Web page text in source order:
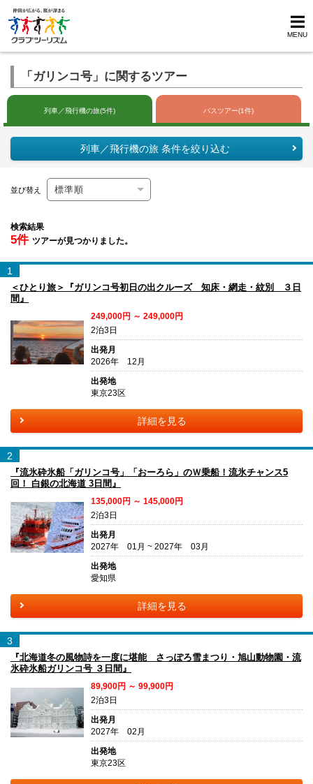
MENU
「ガリンコ号」に関するツアー
列車／飛行機の旅(5件) バスツアー(1件)
列車／飛行機の旅 条件を絞り込む
並び替え
検索結果
5件 ツアーが見つかりました。
1
＜ひとり旅＞『ガリンコ号初日の出クルーズ 知床・網走・紋別 ３日
間』
249,000円 ～ 249,000円
2泊3日
出発月
2026年 12月
出発地
東京23区
詳細を見る
2
『流氷砕氷船「ガリンコ号」「おーろら」のＷ乗船！流氷チャンス5
回！ 白銀の北海道 3日間』
135,000円 ～ 145,000円
2泊3日
出発月
2027年 01月 ~ 2027年 03月
出発地
愛知県
詳細を見る
3
『北海道冬の風物詩を一度に堪能 さっぽろ雪まつり・旭山動物園・流
氷砕氷船ガリンコ号 ３日間』
89,900円 ～ 99,900円
2泊3日
出発月
2027年 02月
出発地
東京23区